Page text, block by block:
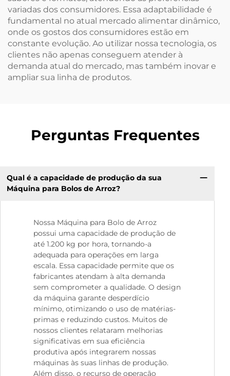
variadas dos consumidores. Essa adaptabilidade é
fundamental no atual mercado alimentar dinâmico,
onde os gostos dos consumidores estão em
constante evolução. Ao utilizar nossa tecnologia, os
clientes não apenas conseguem atender à
demanda atual do mercado, mas também inovar e
ampliar sua linha de produtos.
Perguntas Frequentes
Qual é a capacidade de produção da sua
Máquina para Bolos de Arroz?
Nossa Máquina para Bolo de Arroz
possui uma capacidade de produção de
até 1.200 kg por hora, tornando-a
adequada para operações em larga
escala. Essa capacidade permite que os
fabricantes atendam à alta demanda
sem comprometer a qualidade. O design
da máquina garante desperdício
mínimo, otimizando o uso de matérias-
primas e reduzindo custos. Muitos de
nossos clientes relataram melhorias
significativas em sua eficiência
produtiva após integrarem nossas
máquinas às suas linhas de produção.
Além disso, o recurso de operação